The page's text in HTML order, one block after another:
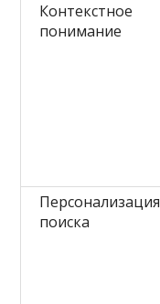
Контекстное
понимание
Персонализация
поиска